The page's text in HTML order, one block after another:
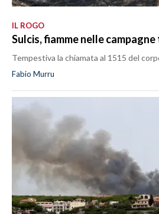
IL ROGO
Sulcis, fiamme nelle
Tempestiva la chiamata al 1515 del
Fabio Murru